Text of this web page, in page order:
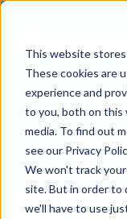
This website
These cookies are
experience and
to you, both on
media. To find out
see our Privacy
We won't track
site. But in order to
we'll have to use
¿Cómo